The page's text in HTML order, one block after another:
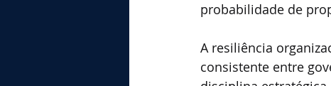
probabilidade de
A resiliência
consistente entre